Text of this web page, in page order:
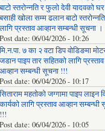
स्तरोन्नति र फुलो देवी यादवको
खोला सम्म ढलान बाटो
प्रस्ताव आव्हान सम्बन्धी सूचना ।
Post date: 06/04/2026 - 10:26
७ का २ वटा डिप वोडिङमा
पाइप तार सहितको लागि प्रस्ताव
आव्हान सम्बन्धी सूचना !!!
Post date: 06/04/2026 - 10:17
महतोको जग्गामा पाइप लाइन
लागि प्रस्ताव आव्हान सम्बन्धी
!!!
Post date: 06/04/2026 - 10:05